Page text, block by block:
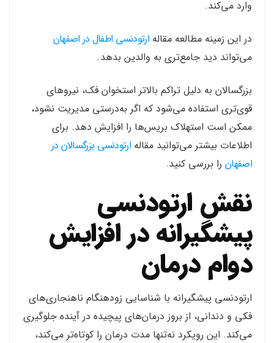
وارد می‌کند.
در این زمینه مطالعه مقالهارتودنسی اطفال در اصفهان
می‌تواند دید جامع‌تری به والدین بدهد.
بزرگسالان به دلیل تراکم بالاتر استخوان فک، نیروهای
قوی‌تری استفاده می‌شود که اگر به‌درستی مدیریت نشود،
ممکن است استهلاک بریس‌ها را افزایش دهد. برای
اطلاعات بیشتر می‌توانید مقالهارتودنسی بزرگسالان در
اصفهانرا بررسی کنید.
نقش ارتودنسی
پیشگیرانه در افزایش
دوام درمان
ارتودنسی پیشگیرانه با شناسایی زودهنگام ناهنجاری‌های
فکی و دندانی، از بروز درمان‌های پیچیده در آینده جلوگیری
می‌کند. این رویکرد نه‌تنها مدت درمان را کوتاه‌تر می‌کند،